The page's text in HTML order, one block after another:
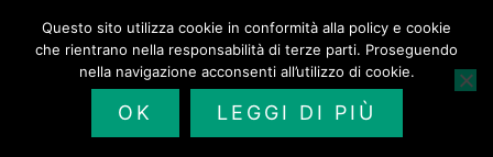
contenuto
Questo sito utilizza cookie in conformità alla policy e cookie
che rientrano nella responsabilità di terze parti. Proseguendo
nella navigazione acconsenti all’utilizzo di cookie.
OK LEGGI DI PIÙ